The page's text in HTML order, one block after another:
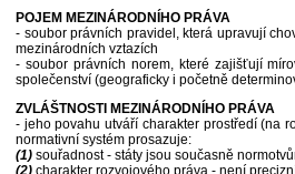
POJEM MEZINÁRODNÍHO PRÁVA
- soubor právních pravidel, která upravují
mezinárodních vztazích
- soubor právních norem, které zajišťují
společenství (geograficky i početně
ZVLÁŠTNOSTI MEZINÁRODNÍHO PRÁVA
- jeho povahu utváří charakter prostředí (na
normativní systém prosazuje:
(1) souřadnost - státy jsou současně
(2) charakter rozvojového práva - není